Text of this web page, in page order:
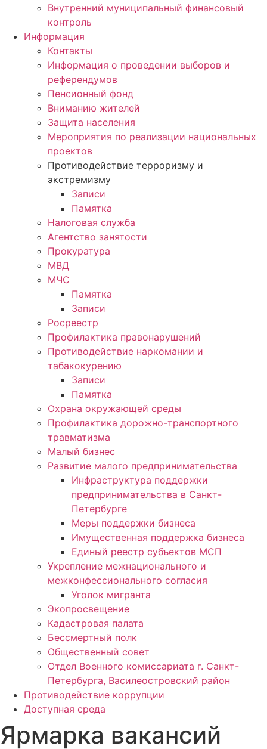
Внутренний муниципальный финансовый
контроль
Информация
Контакты
Информация о проведении выборов и
референдумов
Пенсионный фонд
Вниманию жителей
Защита населения
Мероприятия по реализации национальных
проектов
Противодействие терроризму и
экстремизму
Записи
Памятка
Налоговая служба
Агентство занятости
Прокуратура
МВД
МЧС
Памятка
Записи
Росреестр
Профилактика правонарушений
Противодействие наркомании и
табакокурению
Записи
Памятка
Охрана окружающей среды
Профилактика дорожно-транспортного
травматизма
Малый бизнес
Развитие малого предпринимательства
Инфраструктура поддержки
предпринимательства в Санкт-
Петербурге
Меры поддержки бизнеса
Имущественная поддержка бизнеса
Единый реестр субъектов МСП
Укрепление межнационального и
межконфессионального согласия
Уголок мигранта
Экопросвещение
Кадастровая палата
Бессмертный полк
Общественный совет
Отдел Военного комиссариата г. Санкт-
Петербурга, Василеостровский район
Противодействие коррупции
Доступная среда
Ярмарка вакансий